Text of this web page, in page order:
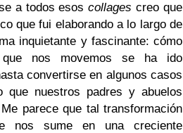
a todos esoscollages creo que
que fui elaborando a lo largo de
inquietante y fascinante: cómo
nos movemos se ha ido
convertirse en algunos casos
que nuestros padres y abuelos
parece que tal transformación
nos sume en una creciente